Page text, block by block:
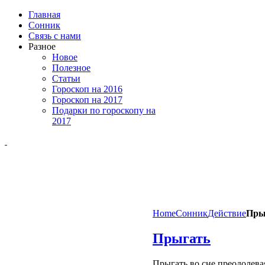
Главная
Сонник
Связь с нами
Разное
Новое
Полезное
Статьи
Гороскоп на 2016
Гороскоп на 2017
Подарки по гороскопу на
2017
HomeСонникДействие
Прыгать